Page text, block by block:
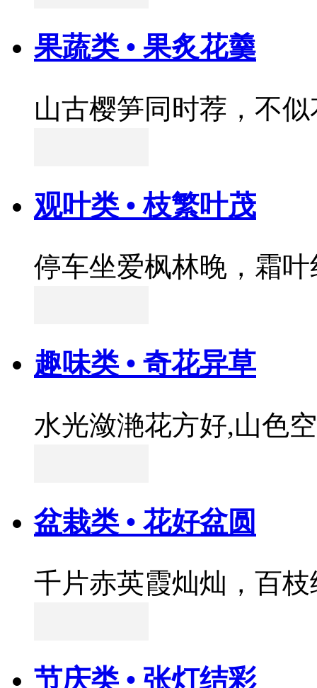
果蔬类 • 果炙花羹
山古樱笋同时荐，不
观叶类 • 枝繁叶茂
停车坐爱枫林晚，霜
趣味类 • 奇花异草
水光潋滟花方好,山色
盆栽类 • 花好盆圆
千片赤英霞灿灿，百
节庆类 • 张灯结彩